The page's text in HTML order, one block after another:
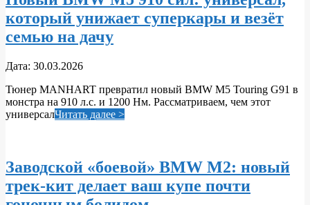
который унижает суперкары и везёт
семью на дачу
2026-
30
Дата: 30.03.2026
Тюнер MANHART превратил новый BMW M5 Touring G91 в
монстра на 910 л.с. и 1200 Нм. Рассматриваем, чем этот
универсалЧитать далее >
Заводской «боевой» BMW M2: новый
трек‑кит делает ваш купе почти